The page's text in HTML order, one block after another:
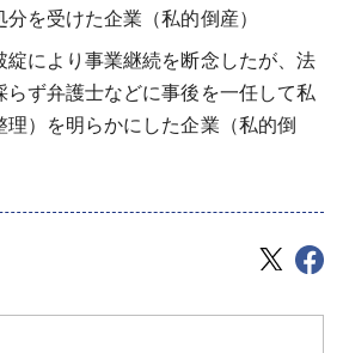
を受けた企業（私的倒産）
綻により事業継続を断念したが、法
らず弁護士などに事後を一任して私
理）を明らかにした企業（私的倒